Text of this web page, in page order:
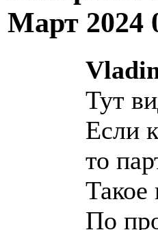
Март 2024
Тут
Если
то
Такое
По